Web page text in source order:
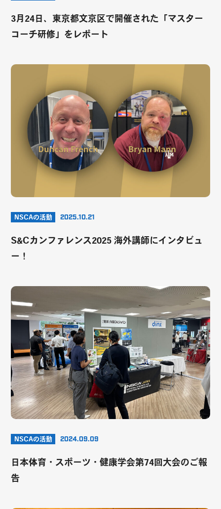
3月24日、東京都文京区で開催された「マスター
コーチ研修」をレポート
NSCAの活動 2025.10.21
S&Cカンファレンス2025 海外講師にインタビュ
ー！
NSCAの活動 2024.09.09
日本体育・スポーツ・健康学会第74回大会のご報
告